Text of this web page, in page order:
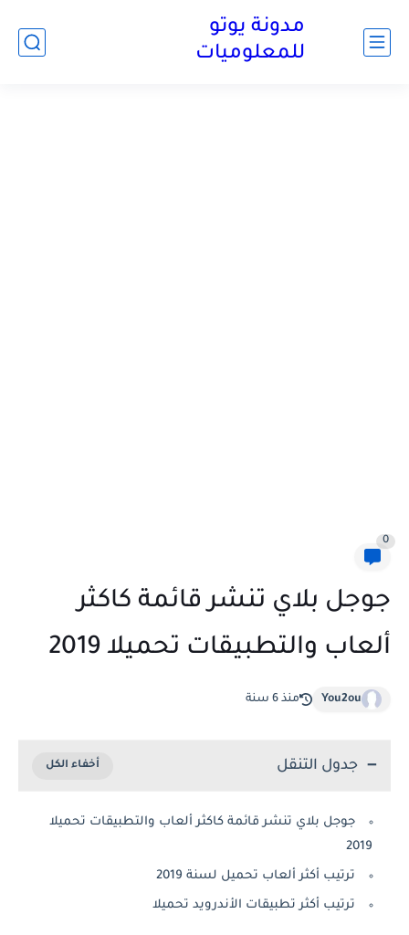
مدونة يوتو
للمعلوميات
0
جوجل بلاي تنشر قائمة كاكثر
ألعاب والتطبيقات تحميلا 2019
You2ou منذ 6 سنة
جدول التنقل
جوجل بلاي تنشر قائمة كاكثر ألعاب والتطبيقات تحميلا
2019
ترتيب أكثر ألعاب تحميل لسنة 2019
ترتيب أكثر تطبيقات الأندرويد تحميلا